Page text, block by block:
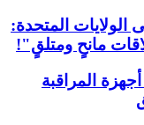
المتحدة:
مانحٍ ومتلقٍ"!
المراقبة